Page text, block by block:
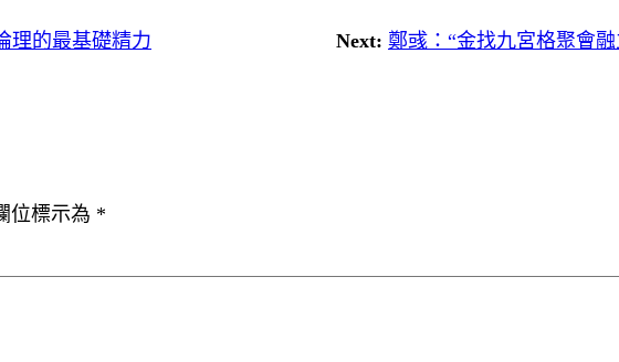
理的最基礎精力 Next: 鄭彧：“金找九宮格聚會
位標示為 *